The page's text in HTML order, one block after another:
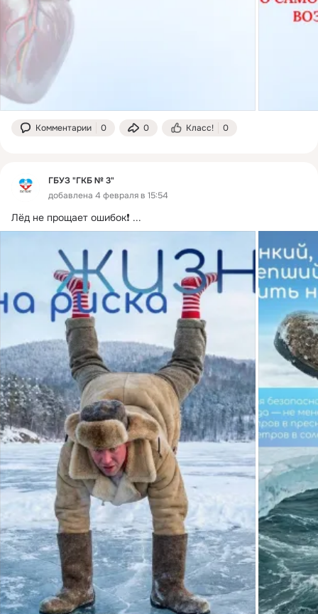
Комментарии 0 0 Класс! 0
ГБУЗ "ГКБ № 3"
добавлена 4 февраля в 15:54
Лёд не прощает ошибок❗️ ...